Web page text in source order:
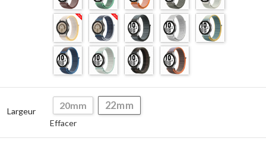
Largeur
20mm 22mm
Effacer